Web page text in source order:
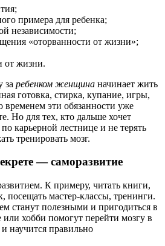
примера для ребенка;
независимости;
«оторванности от жизни»;
от жизни.
за ребенком женщина начинает жить
готовка, стирка, купание, игры,
эти обязанности уже
Но для тех, кто дальше хочет
карьерной лестнице и не терять
тренировать мозг.
— саморазвитие
К примеру, читать книги,
посещать мастер-классы, тренинги.
станут полезными и пригодиться в
или хобби помогут перейти мозгу в
научится правильно